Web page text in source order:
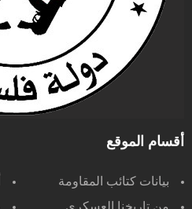
أقسام الموقع
بيانات كتائب المقاومة
من تاريخنا العسكري